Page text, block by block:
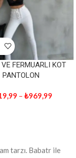
VE FERMUARLI KOT
PANTOLON
– ₺969,99
tarzı. Babatr ile